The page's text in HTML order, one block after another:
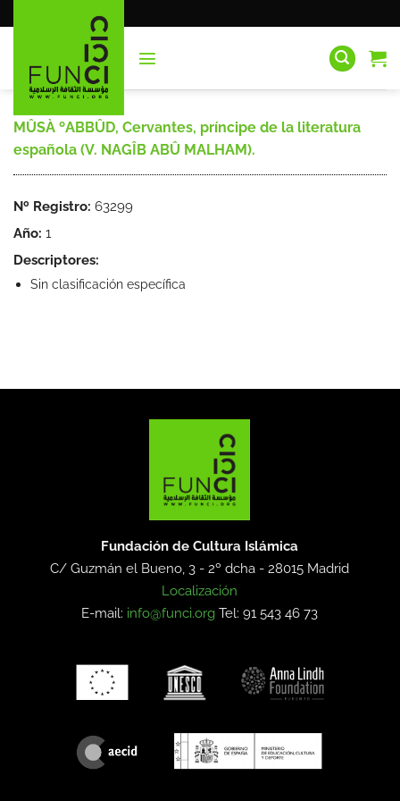
al
MÛSÀ ºABBÛD, Cervantes, príncipe de la literatura
española (V. NAGÎB ABÛ MALHAM).
Nº Registro: 63299
Año: 1
Descriptores:
Sin clasificación específica
Fundación de Cultura Islámica
C/ Guzmán el Bueno, 3 - 2º dcha -28015 Madrid
Localización
E-mail: info@funci.org Tel: 91 543 46 73